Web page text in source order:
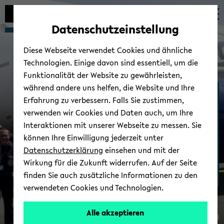
Automatische
vermeiden
zum
wechseln
zum
wechseln
zum
wechseln
AG Di­gi­ta­le Me­di­zin
© Uni­ver­si­tät Bie­le­feld
Datenschutzeinstellung
Diese Webseite verwendet Cookies und ähnliche
Technologien. Einige davon sind essentiell, um die
Funktionalität der Website zu gewährleisten,
während andere uns helfen, die Website und Ihre
Erfahrung zu verbessern. Falls Sie zustimmen,
verwenden wir Cookies und Daten auch, um Ihre
Interaktionen mit unserer Webseite zu messen. Sie
können Ihre Einwilligung jederzeit unter
Datenschutzerklärung einsehen und mit der
Wirkung für die Zukunft widerrufen. Auf der Seite
finden Sie auch zusätzliche Informationen zu den
verwendeten Cookies und Technologien.
Alle akzeptieren